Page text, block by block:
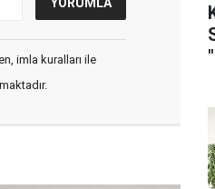
imla kuralları ile